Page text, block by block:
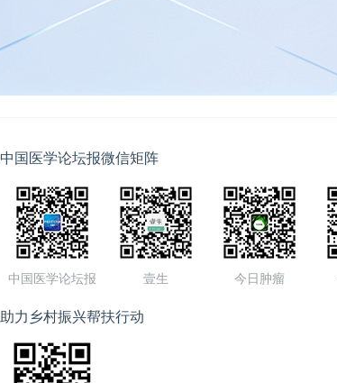
中国医学论坛报微信矩阵
中国医学论坛报 壹生 今日肿瘤
助力乡村振兴帮扶行动